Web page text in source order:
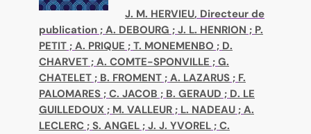
J. M. HERVIEU, Directeur de
publication ; A. DEBOURG ; J. L. HENRION ; P.
PETIT ; A. PRIQUE ; T. MONEMENBO ; D.
CHARVET ; A. COMTE-SPONVILLE ; G.
CHATELET ; B. FROMENT ; A. LAZARUS ; F.
PALOMARES ; C. JACOB ; B. GERAUD ; D. LE
GUILLEDOUX ; M. VALLEUR ; L. NADEAU ; A.
LECLERC ; S. ANGEL ; J. J. YVOREL ; C.